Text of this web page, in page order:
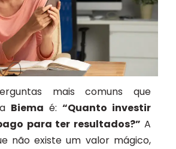
mais comuns que
Biema é: “Quanto investir
para ter resultados?” A
não existe um valor mágico,